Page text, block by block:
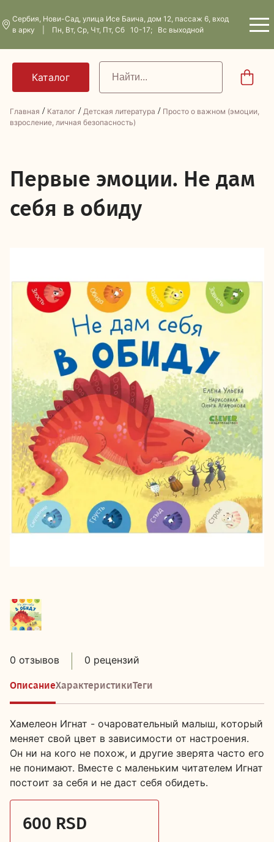
Сербия, Нови-Сад, улица Исе Баича, дом 12, пассаж 6, вход
в арку | Пн, Вт, Ср, Чт, Пт, Сб 10-17; Вс выходной
Главная / Каталог / Детская литература / Просто о важном (эмоции,
взросление, личная безопасность)
Первые эмоции. Не дам
себя в обиду
0 отзывов 0 рецензий
ОписаниеХарактеристикиТеги
Хамелеон Игнат - очаровательный малыш, который
меняет свой цвет в зависимости от настроения.
Он ни на кого не похож, и другие зверята часто его
не понимают. Вместе с маленьким читателем Игнат
постоит за себя и не даст себя обидеть.
600 RSD